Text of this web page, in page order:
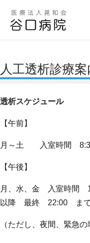
人工透析診療案
透析スケジュール
【午前】
月～土 入室時間
【午後】
月、水、金 入室時
以降 最終 22:00 ま
（ただし、夜間、緊急